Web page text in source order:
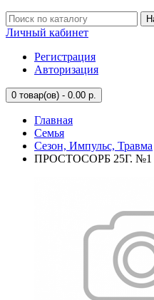
Личный кабинет
Регистрация
Авторизация
0 товар(ов) - 0.00 р.
Главная
Семья
Сезон, Импульс, Травма
ПРОСТОСОРБ 25Г.